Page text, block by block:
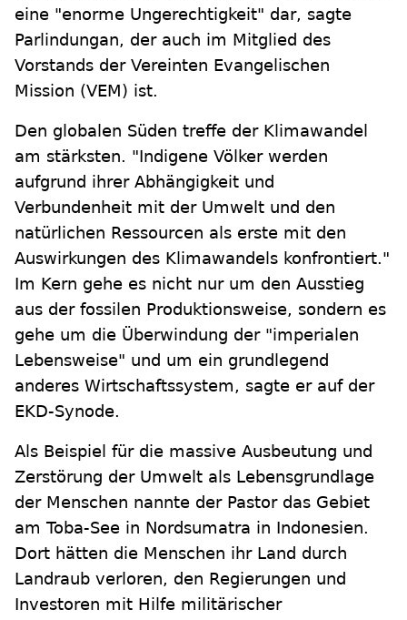
eine "enorme Ungerechtigkeit" dar, sagte
Parlindungan, der auch im Mitglied des
Vorstands der Vereinten Evangelischen
Mission (VEM) ist.
Den globalen Süden treffe der Klimawandel
am stärksten. "Indigene Völker werden
aufgrund ihrer Abhängigkeit und
Verbundenheit mit der Umwelt und den
natürlichen Ressourcen als erste mit den
Auswirkungen des Klimawandels konfrontiert."
Im Kern gehe es nicht nur um den Ausstieg
aus der fossilen Produktionsweise, sondern es
gehe um die Überwindung der "imperialen
Lebensweise" und um ein grundlegend
anderes Wirtschaftssystem, sagte er auf der
EKD-Synode.
Als Beispiel für die massive Ausbeutung und
Zerstörung der Umwelt als Lebensgrundlage
der Menschen nannte der Pastor das Gebiet
am Toba-See in Nordsumatra in Indonesien.
Dort hätten die Menschen ihr Land durch
Landraub verloren, den Regierungen und
Investoren mit Hilfe militärischer